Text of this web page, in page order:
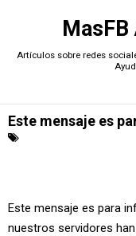
Artículos sobre redes
Este mensaje es
Este mensaje es para
nuestros servidores